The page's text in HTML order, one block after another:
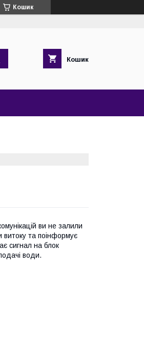
Кошик
Кошик
ви не залили
витоку та поінформує
сигнал на блок
води.